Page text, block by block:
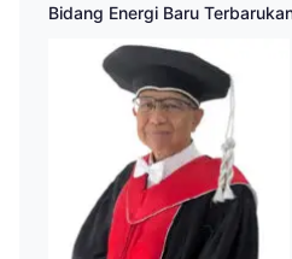
Bidang Energi Baru